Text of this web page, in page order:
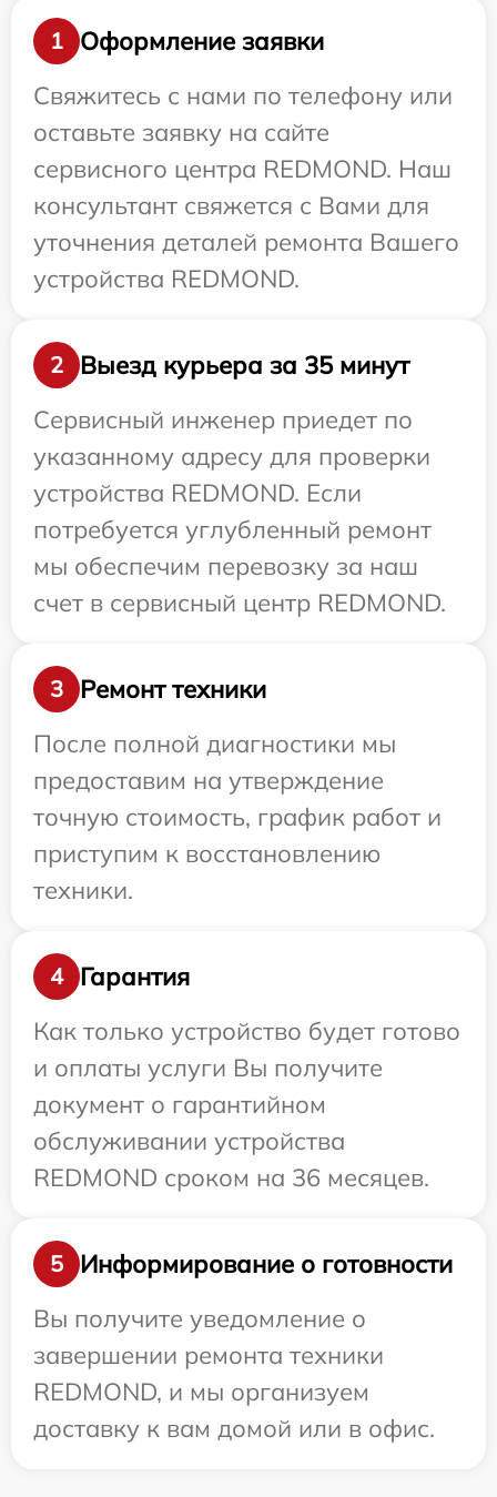
1
Оформление заявки
Свяжитесь с нами по телефону или
оставьте заявку на сайте
сервисного центра REDMOND. Наш
консультант свяжется с Вами для
уточнения деталей ремонта Вашего
устройства REDMOND.
2
Выезд курьера за 35 минут
Сервисный инженер приедет по
указанному адресу для проверки
устройства REDMOND. Если
потребуется углубленный ремонт
мы обеспечим перевозку за наш
счет в сервисный центр REDMOND.
3
Ремонт техники
После полной диагностики мы
предоставим на утверждение
точную стоимость, график работ и
приступим к восстановлению
техники.
4
Гарантия
Как только устройство будет готово
и оплаты услуги Вы получите
документ о гарантийном
обслуживании устройства
REDMOND сроком на 36 месяцев.
5
Информирование о готовности
Вы получите уведомление о
завершении ремонта техники
REDMOND, и мы организуем
доставку к вам домой или в офис.